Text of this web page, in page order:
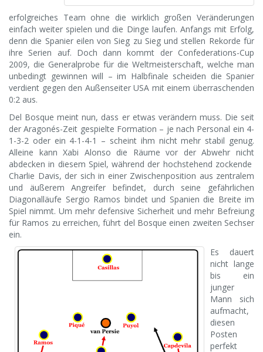
erfolgreiches Team ohne die wirklich großen Veränderungen
einfach weiter spielen und die Dinge laufen. Anfangs mit Erfolg,
denn die Spanier eilen von Sieg zu Sieg und stellen Rekorde für
ihre Serien auf. Doch dann kommt der Confederations-Cup
2009, die Generalprobe für die Weltmeisterschaft, welche man
unbedingt gewinnen will – im Halbfinale scheiden die Spanier
verdient gegen den Außenseiter USA mit einem überraschenden
0:2 aus.
Del Bosque meint nun, dass er etwas verändern muss. Die seit
der Aragonés-Zeit gespielte Formation – je nach Personal ein 4-
1-3-2 oder ein 4-1-4-1 – scheint ihm nicht mehr stabil genug.
Alleine kann Xabi Alonso die Räume vor der Abwehr nicht
abdecken in diesem Spiel, während der hochstehend zockende
Charlie Davis, der sich in einer Zwischenposition aus zentralem
und äußerem Angreifer befindet, durch seine gefährlichen
Diagonalläufe Sergio Ramos bindet und Spanien die Breite im
Spiel nimmt. Um mehr defensive Sicherheit und mehr Befreiung
für Ramos zu erreichen, führt del Bosque einen zweiten Sechser
ein.
Es dauert
nicht lange
bis ein
junger
Mann sich
aufmacht,
diesen
Posten
perfekt